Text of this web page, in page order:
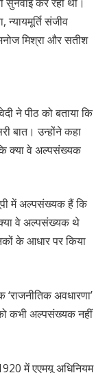
संजीव
मनोज मिश्रा और सतीश
ने पीठ को बताया कि
बात। उन्होंने कहा
क्या वे अल्पसंख्यक
में अल्पसंख्यक हैं कि
वे अल्पसंख्यक थे
के आधार पर किया
अवधारणा‌’
कभी अल्पसंख्यक नहीं
में एएमयू अधिनियम